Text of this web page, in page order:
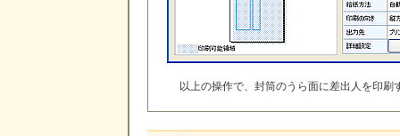
以上の操作で、封筒のうら面に差出人を印刷